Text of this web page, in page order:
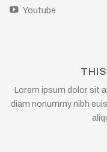
Youtube
Lorem ipsum dolor sit
diam nonummy nibh